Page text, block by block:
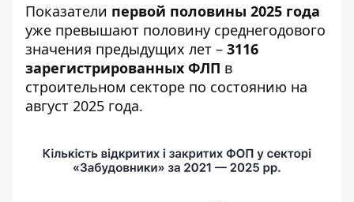
Показатели первой половины 2025 года
уже превышают половину среднегодового
значения предыдущих лет – 3116
зарегистрированных ФЛП в
строительном секторе по состоянию на
август 2025 года.